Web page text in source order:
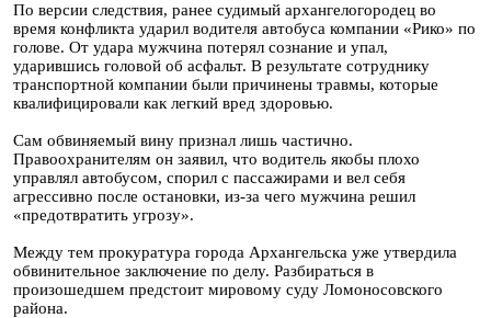
По версии следствия, ранее судимый архангелогородец во
время конфликта ударил водителя автобуса компании «Рико» по
голове. От удара мужчина потерял сознание и упал,
ударившись головой об асфальт. В результате сотруднику
транспортной компании были причинены травмы, которые
квалифицировали как легкий вред здоровью.
Сам обвиняемый вину признал лишь частично.
Правоохранителям он заявил, что водитель якобы плохо
управлял автобусом, спорил с пассажирами и вел себя
агрессивно после остановки, из-за чего мужчина решил
«предотвратить угрозу».
Между тем прокуратура города Архангельска уже утвердила
обвинительное заключение по делу. Разбираться в
произошедшем предстоит мировому суду Ломоносовского
района.